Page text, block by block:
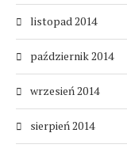
listopad 2014
październik 2014
wrzesień 2014
sierpień 2014